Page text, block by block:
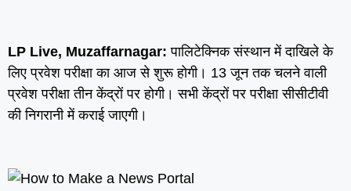
LP Live, Muzaffarnagar:पालिटेक्निक संस्थान में दाखिले के
लिए प्रवेश परीक्षा का आज से शुरू होगी। 13 जून तक चलने वाली
प्रवेश परीक्षा तीन केंद्रों पर होगी। सभी केंद्रों पर परीक्षा सीसीटीवी
की निगरानी में कराई जाएगी।